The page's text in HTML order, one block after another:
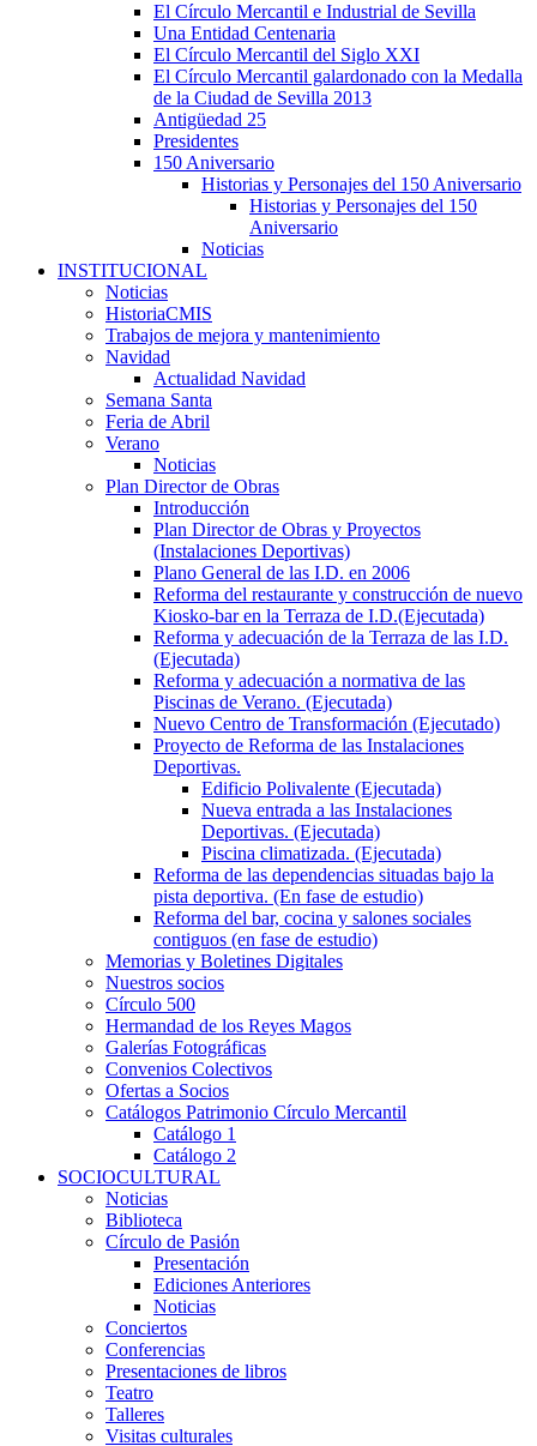
El Círculo Mercantil e Industrial de Sevilla
Una Entidad Centenaria
El Círculo Mercantil del Siglo XXI
El Círculo Mercantil galardonado con la Medalla
de la Ciudad de Sevilla 2013
Antigüedad 25
Presidentes
150 Aniversario
Historias y Personajes del 150 Aniversario
Historias y Personajes del 150
Aniversario
Noticias
INSTITUCIONAL
Noticias
HistoriaCMIS
Trabajos de mejora y mantenimiento
Navidad
Actualidad Navidad
Semana Santa
Feria de Abril
Verano
Noticias
Plan Director de Obras
Introducción
Plan Director de Obras y Proyectos
(Instalaciones Deportivas)
Plano General de las I.D. en 2006
Reforma del restaurante y construcción de nuevo
Kiosko-bar en la Terraza de I.D.(Ejecutada)
Reforma y adecuación de la Terraza de las I.D.
(Ejecutada)
Reforma y adecuación a normativa de las
Piscinas de Verano. (Ejecutada)
Nuevo Centro de Transformación (Ejecutado)
Proyecto de Reforma de las Instalaciones
Deportivas.
Edificio Polivalente (Ejecutada)
Nueva entrada a las Instalaciones
Deportivas. (Ejecutada)
Piscina climatizada. (Ejecutada)
Reforma de las dependencias situadas bajo la
pista deportiva. (En fase de estudio)
Reforma del bar, cocina y salones sociales
contiguos (en fase de estudio)
Memorias y Boletines Digitales
Nuestros socios
Círculo 500
Hermandad de los Reyes Magos
Galerías Fotográficas
Convenios Colectivos
Ofertas a Socios
Catálogos Patrimonio Círculo Mercantil
Catálogo 1
Catálogo 2
SOCIOCULTURAL
Noticias
Biblioteca
Círculo de Pasión
Presentación
Ediciones Anteriores
Noticias
Conciertos
Conferencias
Presentaciones de libros
Teatro
Talleres
Visitas culturales